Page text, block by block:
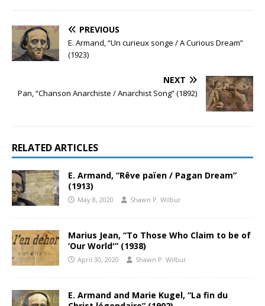
PREVIOUS
E. Armand, “Un curieux songe / A Curious Dream”
(1923)
NEXT
Pan, “Chanson Anarchiste / Anarchist Song” (1892)
RELATED ARTICLES
E. Armand, “Rêve païen / Pagan Dream”
(1913)
May 8, 2020 Shawn P. Wilbur
Marius Jean, “To Those Who Claim to be of
‘Our World'” (1938)
April 30, 2020 Shawn P. Wilbur
E. Armand and Marie Kugel, “La fin du